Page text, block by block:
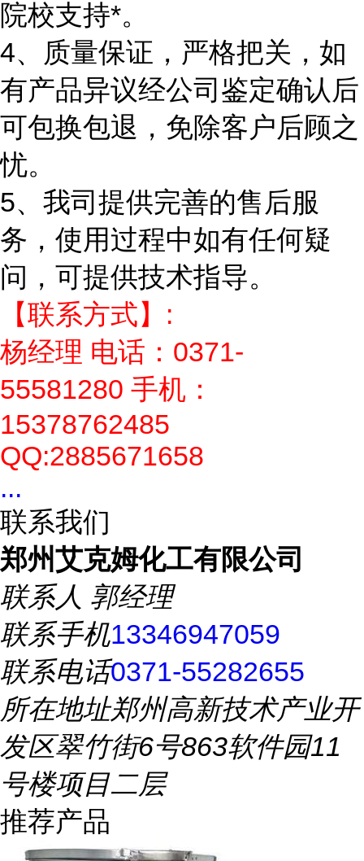
院校支持*。
4、质量保证，严格把关，如
有产品异议经公司鉴定确认后
可包换包退，免除客户后顾之
忧。
5、我司提供完善的售后服
务，使用过程中如有任何疑
问，可提供技术指导。
【联系方式】:
杨经理 电话：0371-
55581280 手机：
15378762485
QQ:2885671658
...
联系我们
郑州艾克姆化工有限公司
联系人 郭经理
联系手机13346947059
联系电话0371-55282655
所在地址郑州高新技术产业开
发区翠竹街6号863软件园11
号楼项目二层
推荐产品